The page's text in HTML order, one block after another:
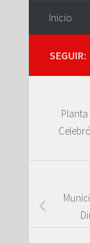
Inicio
SEGUIR: